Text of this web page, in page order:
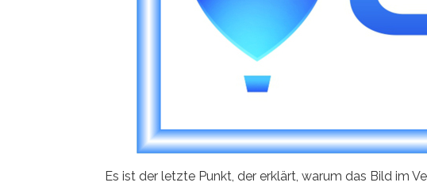
Es ist der letzte Punkt, der erklärt, warum das Bild im